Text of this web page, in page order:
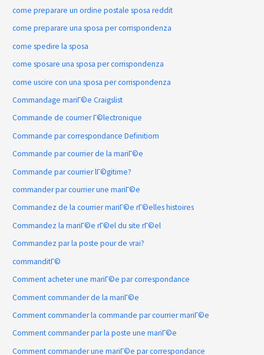
come preparare un ordine postale sposa reddit
come preparare una sposa per corrispondenza
come spedire la sposa
come sposare una sposa per corrispondenza
come uscire con una sposa per corrispondenza
Commandage mariГ©e Craigslist
Commande de courrier Г©lectronique
Commande par correspondance Definitiom
Commande par courrier de la mariГ©e
Commande par courrier lГ©gitime?
commander par courrier une mariГ©e
Commandez de la courrier mariГ©e rГ©elles histoires
Commandez la mariГ©e rГ©el du site rГ©el
Commandez par la poste pour de vrai?
commanditГ©
Comment acheter une mariГ©e par correspondance
Comment commander de la mariГ©e
Comment commander la commande par courrier mariГ©e
Comment commander par la poste une mariГ©e
Comment commander une mariГ©e par correspondance